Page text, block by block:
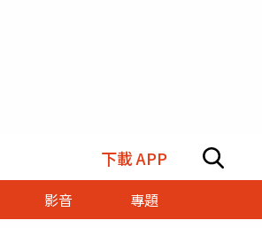
下載 APP
影音 專題